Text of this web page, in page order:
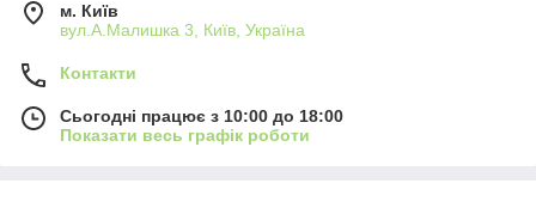
м. Київ
вул.А.Малишка 3, Київ, Україна
Контакти
Сьогодні працює з 10:00 до 18:00
Показати весь графік роботи